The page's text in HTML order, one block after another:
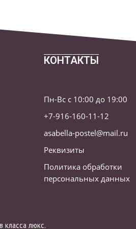
КОНТАКТЫ
Пн-Вс с 10:00 до 19:00
+7-916-160-11-12
asabella-postel@mail.ru
Реквизиты
Политика обработки
персональных данных
люкс.